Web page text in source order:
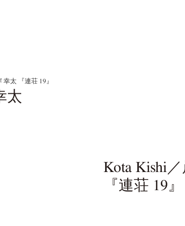
幸太 『連荘 19』
太
Kota Kishi
『連荘 19』